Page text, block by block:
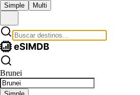
Simple Multi
Brunei